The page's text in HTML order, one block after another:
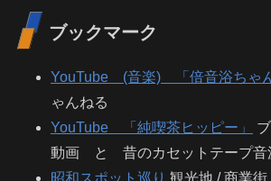
ブックマーク
YouTube (音楽) 「倍音浴ちゃん
ゃんねる
YouTube 「純喫茶ヒッピー」
動画 と 昔のカセットテープ音